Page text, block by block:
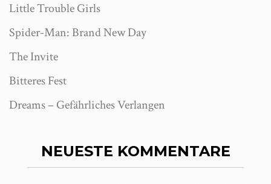
Little Trouble Girls
Spider-Man: Brand New Day
The Invite
Bitteres Fest
Dreams – Gefährliches Verlangen
NEUESTE KOMMENTARE